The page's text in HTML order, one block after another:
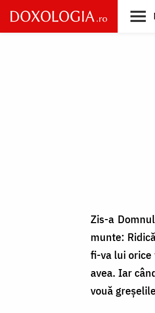
main
Zis-a
munte:
fi-va lui orice
avea. Iar
vouă